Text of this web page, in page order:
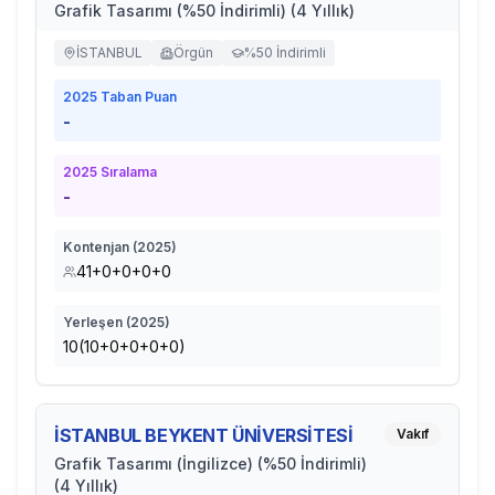
Grafik Tasarımı (%50 İndirimli) (4 Yıllık)
İSTANBUL Örgün %50 İndirimli
2025 Taban Puan
-
2025 Sıralama
-
Kontenjan (2025)
41+0+0+0+0
Yerleşen (2025)
10(10+0+0+0+0)
İSTANBUL BEYKENT ÜNİVERSİTESİ
Grafik Tasarımı (İngilizce) (%50 İndirimli)
(4 Yıllık)
Vakıf